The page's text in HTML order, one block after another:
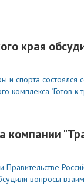
края
и спорта
комплекса "Готов к
компании
Правительстве
вопросы